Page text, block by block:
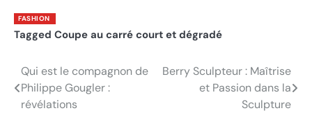
FASHION
Tagged Coupe au carré court et dégradé
Post
navigation
Qui est le compagnon de
Philippe Gougler :
révélations
Berry Sculpteur : Maîtrise
et Passion dans la
Sculpture